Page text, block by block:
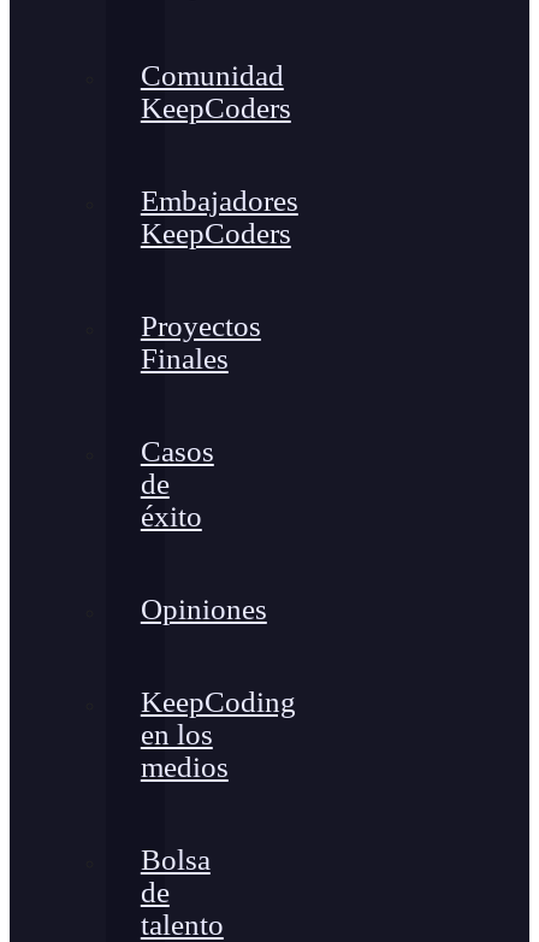
Comunidad
KeepCoders
Embajadores
KeepCoders
Proyectos
Finales
Casos
de
éxito
Opiniones
KeepCoding
en los
medios
Bolsa
de
talento